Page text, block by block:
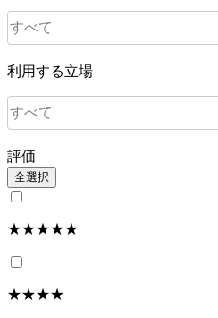
すべて
利用する立場
すべて
評価
全選択
★★★★★
★★★★